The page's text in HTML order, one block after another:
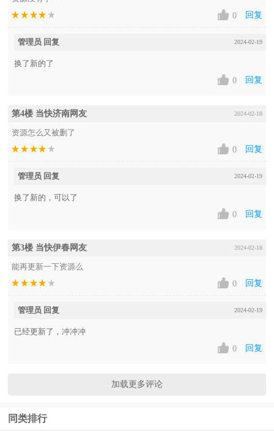
0
回复
管理员 回复 2024-02-19
换了新的了
0
回复
第4楼 当快济南网友 2024-02-18
资源怎么又被删了
0
回复
管理员 回复 2024-02-19
换了新的，可以了
0
回复
第3楼 当快伊春网友 2024-02-18
能再更新一下资源么
0
回复
管理员 回复 2024-02-19
已经更新了，冲冲冲
0
回复
加载更多评论
同类排行